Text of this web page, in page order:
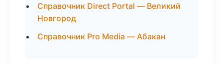
Справочник Direct Portal — Великий
Новгород
Справочник Pro Media — Абакан